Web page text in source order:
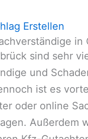
Erstellen
in
sind sehr
und
ist es
oder online
Außerdem